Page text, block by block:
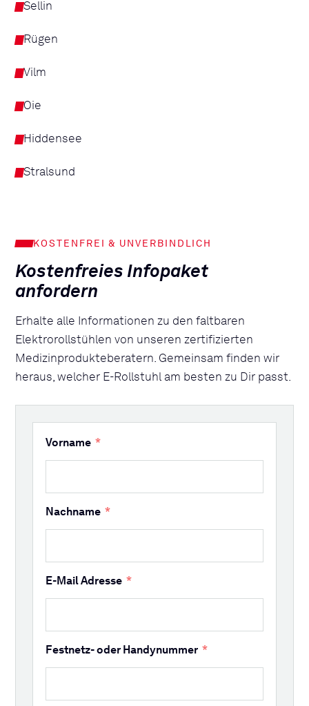
Sellin
Rügen
Vilm
Oie
Hiddensee
Stralsund
KOSTENFREI & UNVERBINDLICH
Kostenfreies Infopaket
anfordern
Erhalte alle Informationen zu den faltbaren
Elektrorollstühlen von unseren zertifizierten
Medizinprodukteberatern. Gemeinsam finden wir
heraus, welcher E-Rollstuhl am besten zu Dir passt.
Vorname
Nachname
E-Mail Adresse
Festnetz- oder Handynummer